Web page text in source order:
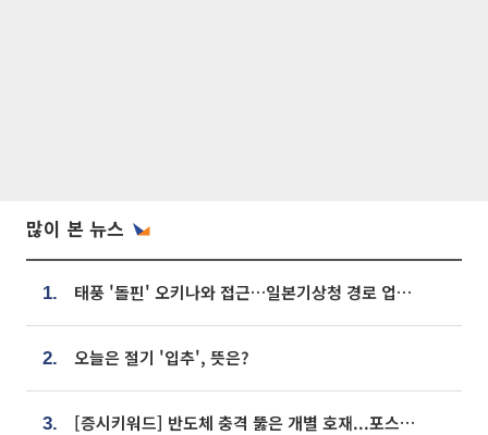
많이 본 뉴스
1. 태풍 '돌핀' 오키나와 접근…일본기상청 경로 업데이트
2. 오늘은 절기 '입추', 뜻은?
3. [증시키워드] 반도체 충격 뚫은 개별 호재...포스코퓨처엠·에코프로·한화솔루션 '눈길'